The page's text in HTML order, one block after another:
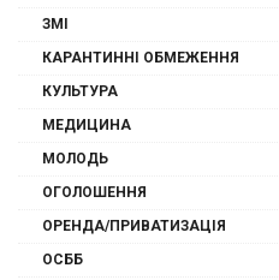
ЗМІ
КАРАНТИННІ ОБМЕЖЕННЯ
КУЛЬТУРА
МЕДИЦИНА
МОЛОДЬ
ОГОЛОШЕННЯ
ОРЕНДА/ПРИВАТИЗАЦІЯ
ОСББ